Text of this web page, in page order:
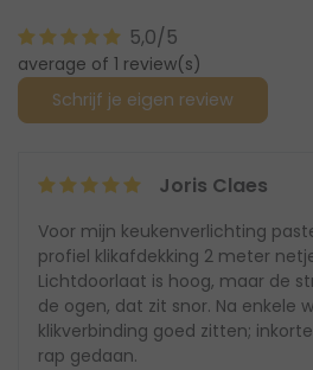
5,0/5
average of 1 review(s)
Schrijf je eigen review
Joris Claes
Voor mijn keukenverlichting
profiel klikafdekking 2 meter
Lichtdoorlaat is hoog, maar de
de ogen, dat zit snor. Na enkele
klikverbinding goed zitten;
rap gedaan.